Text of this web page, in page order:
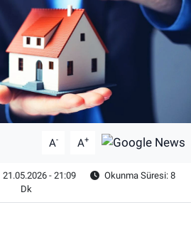
A- A+
21.05.2026 - 21:09
Okunma Süresi: 8
Dk